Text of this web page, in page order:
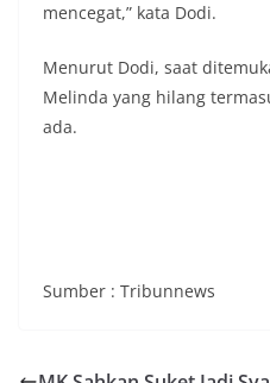
mencegat,” kata Dodi.
Menurut Dodi, saat
Melinda yang hilang
ada.
Sumber : Tribunnews